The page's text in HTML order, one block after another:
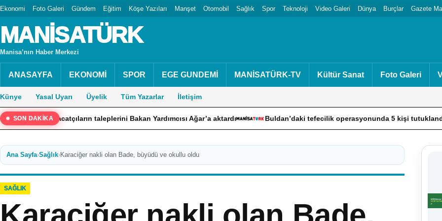
Ekonomi Foto Galeri Gündem Eğitim Köşe Yazıları Manşet Otomobil Sağlık Spor Teknoloji Video Galeri Dünya Burçlar Gazete
MANİSATÜRK
Manisa’nın Haber Merkezi
ANASAYFA EKONOMİ SPOR EGE GUNDEMİ MANİSATÜRK-TV Kültür Sanat Foto Galeri
Künye Yasal Uyarı Üyelik Tüm Yazarlar İletişim
SON DAKİKA
ihracatçıların taleplerini Bakan Yardımcısı Ağar’a aktardı Buldan’daki tefecilik operasyonunda 5 kişi tutuklandı
Ana Sayfa›Sağlık›Karaciğer nakli olan Bade, büyüdü ve okullu oldu
SAĞLIK